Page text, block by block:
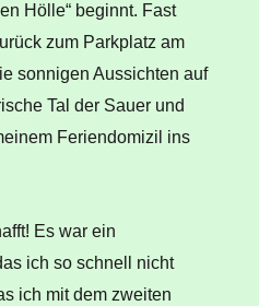
Hölle“ beginnt. Fast
zum Parkplatz am
sonnigen Aussichten auf
Tal der Sauer und
Feriendomizil ins
Es war ein
ich so schnell nicht
ich mit dem zweiten